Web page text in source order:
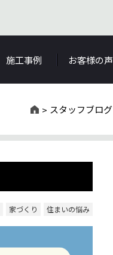
施工事例 お客様の声
スタッフブログ
家づくり 住まいの悩み